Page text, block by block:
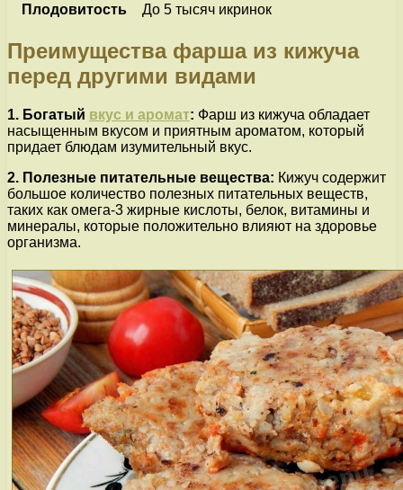
Плодовитость
До 5 тысяч икринок
Преимущества фарша из кижуча
перед другими видами
1. Богатый вкус и аромат: Фарш из кижуча обладает
насыщенным вкусом и приятным ароматом, который
придает блюдам изумительный вкус.
2. Полезные питательные вещества: Кижуч содержит
большое количество полезных питательных веществ,
таких как омега-3 жирные кислоты, белок, витамины и
минералы, которые положительно влияют на здоровье
организма.